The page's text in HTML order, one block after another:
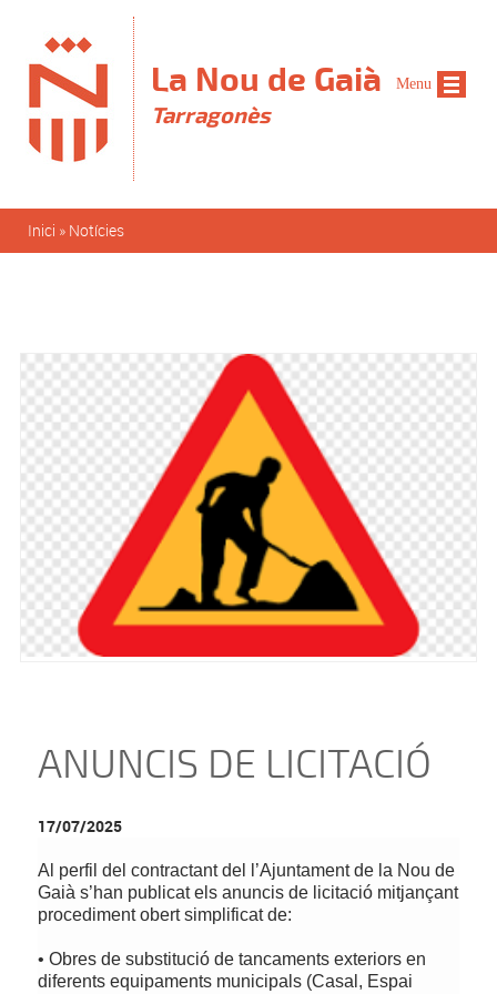
La Nou de Gaià
Tarragonès
Esteu aquí
Inici » Notícies
ANUNCIS DE LICITACIÓ
17/07/2025
Al perfil del contractant del l’Ajuntament de la Nou de
Gaià s’han publicat els anuncis de licitació mitjançant
procediment obert simplificat de:
• Obres de substitució de tancaments exteriors en
diferents equipaments municipals (Casal, Espai
Menu